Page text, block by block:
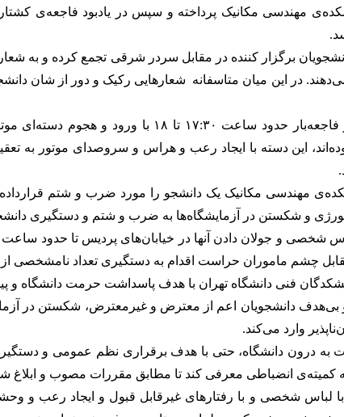
مهندسی مکانیک پرداخته و سپس در یادبود فاجعه‌ی
برگزار کننده در مقابل سردر شرقی تجمع کرده و به
۳- در این میان رویداد هنجارشکن و
این دسته با ایجاد رعب و هراس و سروصدای موتور به
مهندسی مکانیک یک دانشجو را مورد ضرب و شتم
و شکستن در آزمایشگاه‌ها به ضرب و شتم و دستگیری
چشم ماموران حراست اقدام به دستگیری تعداد نامشخصی از
فنی دانشگاه تهران با هدف پاسداشت حرمت دانشگاه
دانشجویان اعم از معترض و غیرمعترض، شکستن در
وارد می‌کند.
به درون دانشگاه، حتی با هدف برقراری نظم عمومی و
کمیته‌ی انضباطی معرفی کند تا مطابق مقررات مصوب و ابلاغ
لباس شخصی و با رفتارهای غیرقابل قبول و ایجاد رعب و